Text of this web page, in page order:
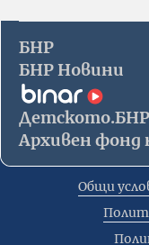
БНР
БНР Новини
Детското.БНР
Архивен фонд
Общи